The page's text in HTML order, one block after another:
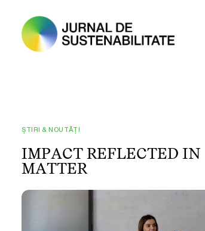
ȘTIRI & NOUTĂȚI
IMPACT REFLECTED IN
MATTER